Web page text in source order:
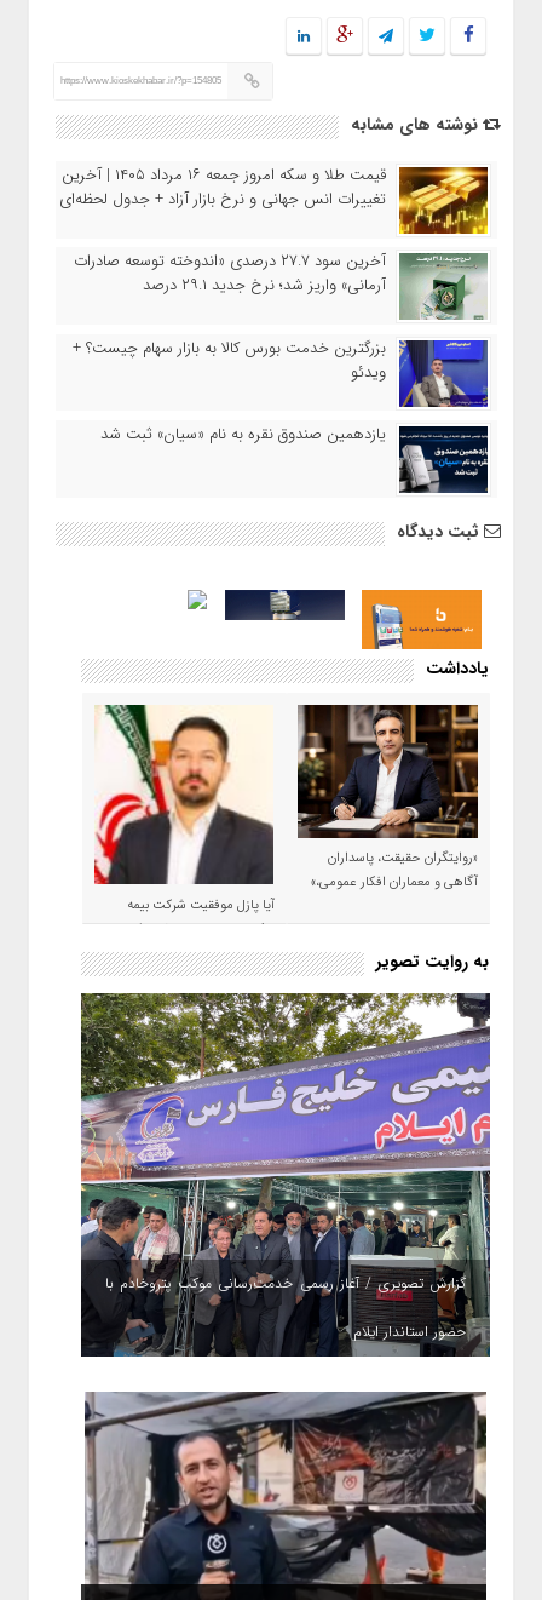
https://www.kioskekhabar.ir/?p=154805
نوشته های مشابه
قیمت طلا و سکه امروز جمعه ۱۶ مرداد ۱۴۰۵ | آخرین
تغییرات انس جهانی و نرخ بازار آزاد + جدول لحظه‌ای
آخرین سود ۲۷.۷ درصدی «اندوخته توسعه صادرات
آرمانی» واریز شد؛ نرخ جدید ۲۹.۱ درصد
بزرگترین خدمت بورس کالا به بازار سهام چیست؟ +
ویدئو
یازدهمین صندوق نقره به نام «سیان» ثبت شد
ثبت دیدگاه
یادداشت
«روایتگران حقیقت، پاسداران
آگاهی و معماران افکار عمومی،»
آیا پازل موفقیت شرکت بیمه
حکمت صبا در سال ۱۴۰۵ کامل می
شود؟!
به روایت تصویر
گزارش تصویری / آغاز رسمی خدمت‌رسانی موکب پتروخادم با
حضور استاندار ایلام